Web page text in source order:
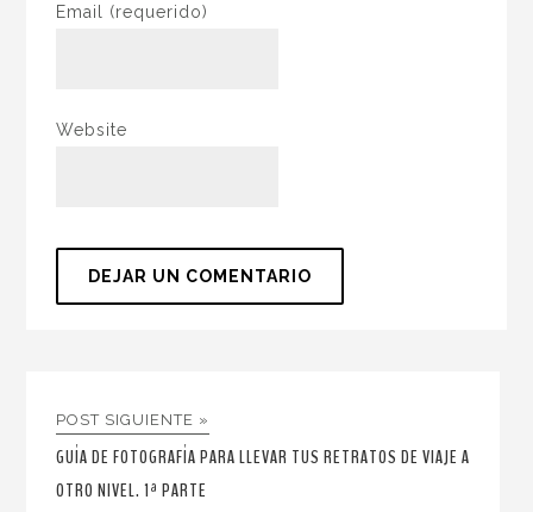
Email (requerido)
Website
POST SIGUIENTE »
GUÍA DE FOTOGRAFÍA PARA LLEVAR TUS RETRATOS DE VIAJE A
OTRO NIVEL. 1ª PARTE